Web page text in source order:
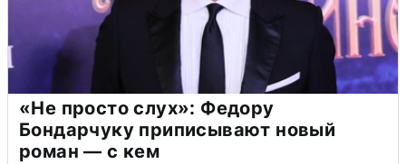
«Не просто слух»: Федору
Бондарчуку приписывают новый
роман — с кем